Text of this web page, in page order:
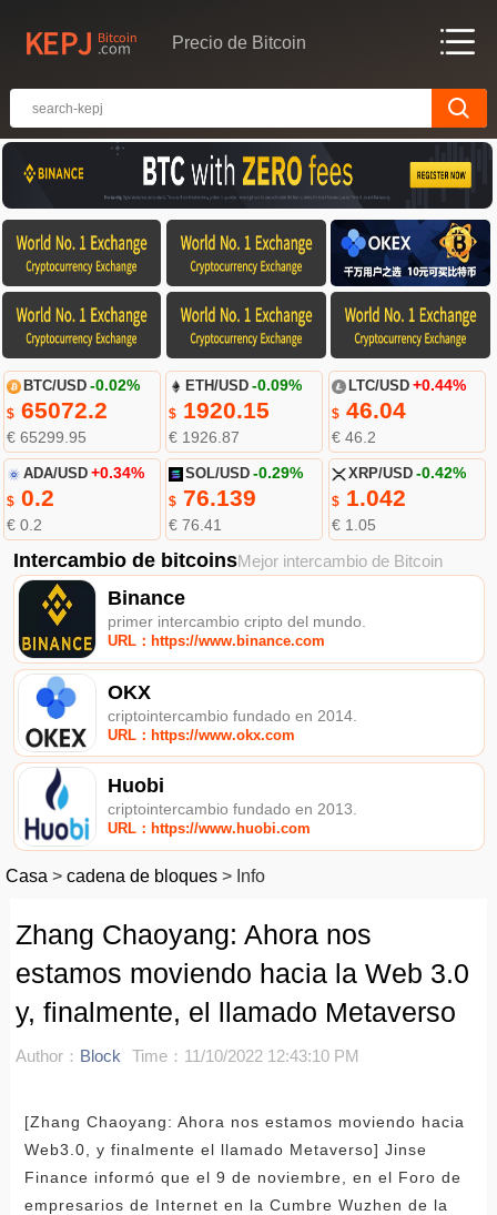
Precio de Bitcoin
BTC/USD -0.02%
$65072.2
€ 65299.95
ETH/USD -0.09%
$ 1920.15
€ 1926.87
LTC/USD +0.44%
$46.04
€ 46.2
ADA/USD +0.34%
$0.2
€ 0.2
SOL/USD -0.29%
$ 76.139
€ 76.41
XRP/USD -0.42%
$1.042
€ 1.05
Intercambio de bitcoinsMejor intercambio de Bitcoin
Binance
primer intercambio cripto del mundo.
URL：https://www.binance.com
OKX
criptointercambio fundado en 2014.
URL：https://www.okx.com
Huobi
criptointercambio fundado en 2013.
URL：https://www.huobi.com
Casa > cadena de bloques > Info
Zhang Chaoyang: Ahora nos
estamos moviendo hacia la Web 3.0
y, finalmente, el llamado Metaverso
Author： Block Time：11/10/2022 12:43:10 PM
[Zhang Chaoyang: Ahora nos estamos moviendo hacia
Web3.0, y finalmente el llamado Metaverso] Jinse
Finance informó que el 9 de noviembre, en el Foro de
empresarios de Internet en la Cumbre Wuzhen de la